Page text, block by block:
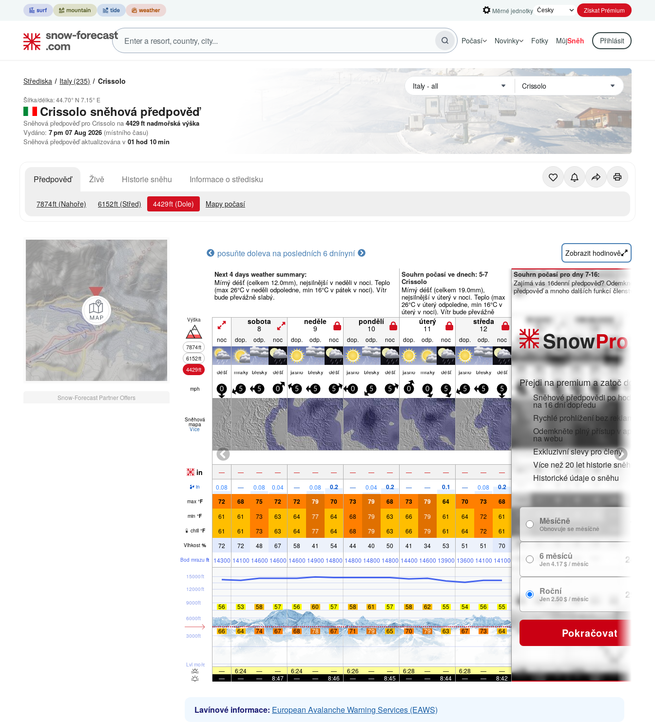
Měrné jednotky Získat Prémium
Počasí Novinky Fotky MůjSněh Přihlásit
Střediska Italy (235) Crissolo
Šířka/délka:44.70° N 7.15° E
Crissolo sněhová předpověď
Sněhová předpověď pro Crissolo na 4429ft nadmořská výška
Vydáno: 7 pm 07 Aug 2026 (místního času)
Sněhová předpověď aktualizována v 01 hod 10min
Předpověď Živě Historie sněhu Informace o středisku
7874ft (Nahoře) 6152ft (Střed) 4429ft (Dole) Mapy počasí
Snow-Forecast Partner Offers
posuňte doleva na posledních 6 dnínyní Zobrazit hodinově
Next 4 days weather summary:
Mírný déšť (celkem 12.0mm), nejsilnější v neděli v noci. Teplo
(max 26°C v neděli odpoledne, min 16°C v pátek v noci). Vítr
bude převážně slabý.
Souhrn počasí ve dnech: 5-7
Crissolo
Mírný déšť (celkem 19.0mm),
nejsilnější v úterý v noci. Teplo (max
26°C v úterý odpoledne, min 16°C v
úterý v noci). Vítr bude převážně
slabý.
Výška
7874ft
6152ft
4429ft
sobota
8
neděle
9
pondělí
10
úterý
11
středa
12
noc dop. odp. noc dop. odp. noc dop. odp. noc dop. odp. noc dop. odp. noc
déšť mraky blesky déšť jasno blesky déšť jasno blesky déšť jasno mraky déšť jasno blesky déšť
mph 0 5 5 0 5 5 5 0 5 5 0 0 5 5 5 5
Sněhová
mapa
Více
in — — — — — — — — — — — — — — — —
in 0.08 — 0.08 0.04 — 0.08 0.2 — 0.04 0.2 — — 0.1 — 0.08 0.2
max °F 72 68 75 72 72 79 70 73 79 68 73 79 64 70 73 68
min °F 61 61 73 63 64 77 64 68 79 63 66 79 61 64 72 61
chill °F 61 61 73 63 64 77 64 68 79 63 66 79 61 64 72 61
Vlhkost % 72 72 48 67 58 41 54 44 40 50 41 34 53 51 51 70
Bod mrazu ft 14300 14100 14600 14600 14600 14900 14800 14800 14800 14800 14400 14600 13900 13600 14100 14100
Lvl moře
3000ft
6000ft
9000ft
12000ft
15000ft
56 53 58 57 56 60 57 58 61 57 58 62 55 54 56 55
66 64 74 67 68 78 67 71 79 65 70 79 63 67 73 64
— 6:24 — — 6:24 — — 6:26 — — 6:28 — — 6:28 —
—
—
— — 8:47 — — 8:46 — — 8:45 — — 8:44 — — 8:42
Souhrn počasí pro dny 7-16:
Zajímá vás 16denní předpověď? Odemkněte
předpověď a mnoho dalších funkcí členstvím Pro.
SnowPro
Přejdi na premium a zatoč do:
Sněhové předpovědi po hodinách
na 16 dní dopředu
Rychlé prohlížení bez reklam
Odemkněte plný přístup v aplikaci i
na webu
Exkluzivní slevy pro členy
Více než 20 let historie sněhu
Historické údaje o sněhu
Měsíčně
Obnovuje se měsíčně
6 měsíců
Jen 4.17 $ / měsíc 24.99 $
Roční
Jen 2.50 $ / měsíc 29.99 $
Pokračovat
Lavínové informace: European Avalanche Warning Services (EAWS)